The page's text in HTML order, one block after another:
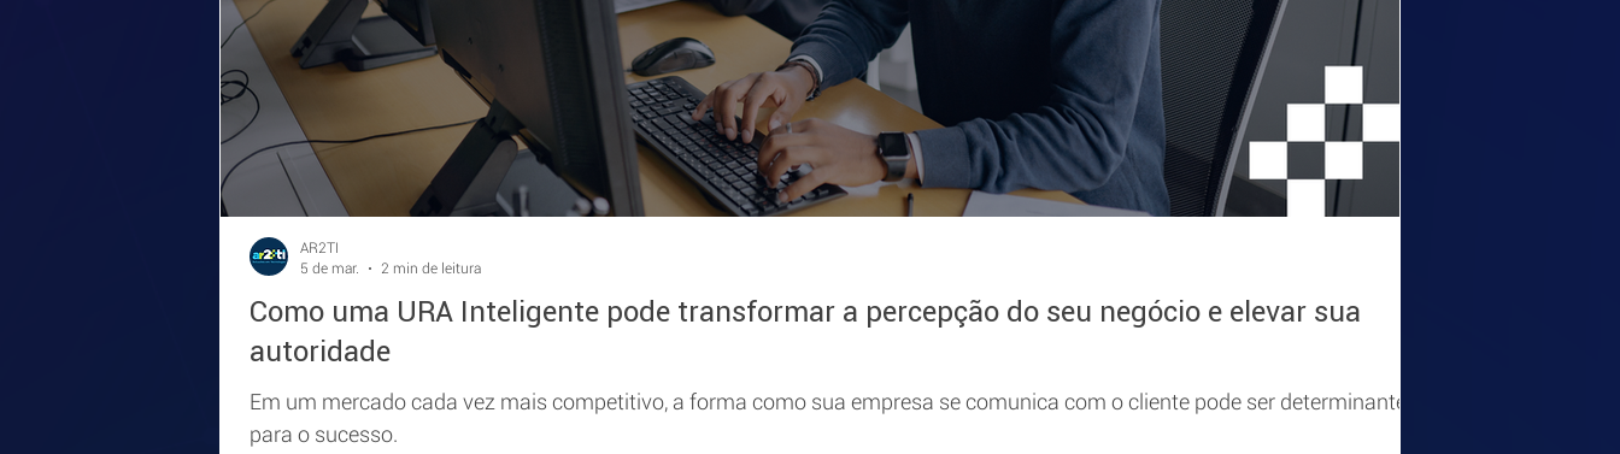
Como uma URA Inteligente pode transformar a percepção do seu negócio e elevar sua
autoridade
Em um mercado cada vez mais competitivo, a forma como sua empresa se comunica com o cliente pode ser determinante
para o sucesso.
AR2TI
5 de mar.
2 min de leitura